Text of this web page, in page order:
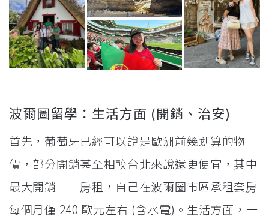
波爾圖留學：生活方面 (開銷、治安)
首先，葡萄牙已經可以說是歐洲前幾划算的物
價，部分開銷甚至相較台北來說還更便宜，其中
最大開銷──房租，自己在波爾圖市區承租套房
每個月僅 240 歐元左右 (含水電)。生活方面，一